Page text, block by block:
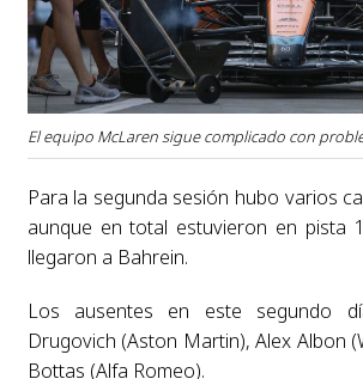
El equipo McLaren sigue complicado con
Para la segunda sesión hubo varios
aunque en total estuvieron en pista
llegaron a Bahrein.
Los ausentes en este segundo
Drugovich (Aston Martin), Alex Albon
Bottas (Alfa Romeo).